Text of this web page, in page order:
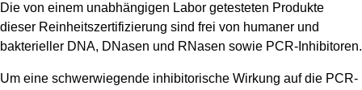
Die von einem unabhängigen Labor getesteten Produkte
dieser Reinheitszertifizierung sind frei von humaner und
bakterieller DNA, DNasen und RNasen sowie PCR-Inhibitoren.
Um eine schwerwiegende inhibitorische Wirkung auf die PCR-